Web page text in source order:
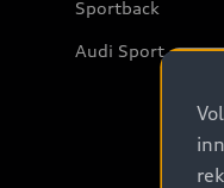
Sportback
Audi Sport